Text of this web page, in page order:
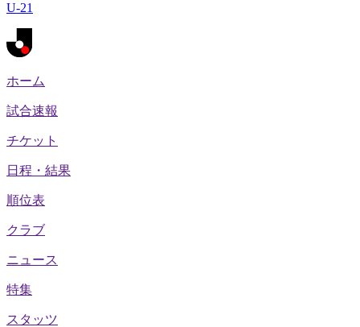
U-21
ホーム
試合速報
チケット
日程・結果
順位表
クラブ
ニュース
特集
スタッツ